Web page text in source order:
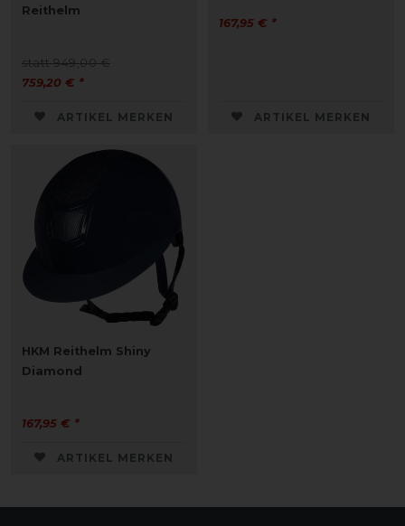
Reithelm
statt 949,00 €
759,20 € *
ARTIKEL MERKEN
167,95 € *
ARTIKEL MERKEN
HKM Reithelm Shiny
Diamond
167,95 € *
ARTIKEL MERKEN